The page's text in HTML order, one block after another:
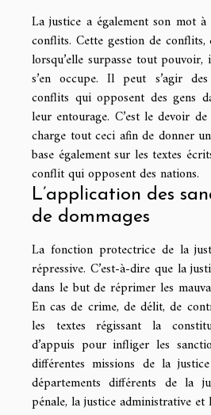
La justice a également son mot
conflits. Cette gestion de
lorsqu’elle surpasse tout
s’en occupe. Il peut s’agir
conflits qui opposent des gens
leur entourage. C’est le devoir
charge tout ceci afin de donner
base également sur les textes
conflit qui opposent des nations.
L’application des
de dommages
La fonction protectrice de la
répressive. C’est-à-dire que la
dans le but de réprimer les
En cas de crime, de délit, de
les textes régissant la
d’appuis pour infliger les
différentes missions de la
départements différents de la
pénale, la justice administrative et